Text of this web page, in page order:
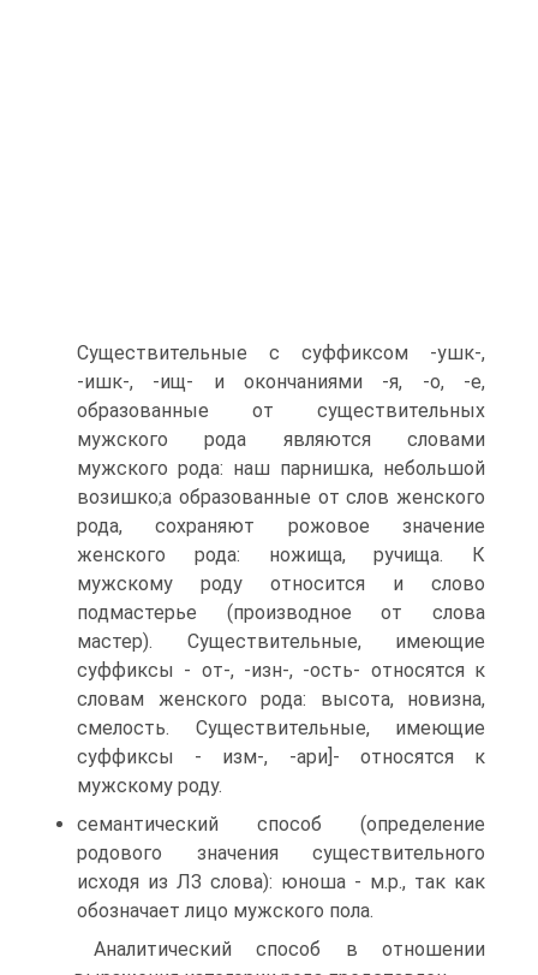
Существительные с суффиксом -ушк-,
-ишк-, -ищ- и окончаниями -я, -о, -е,
образованные от существительных
мужского рода являются словами
мужского рода: наш парнишка, небольшой
возишко;а образованные от слов женского
рода, сохраняют рожовое значение
женского рода: ножища, ручища. К
мужскому роду относится и слово
подмастерье (производное от слова
мастер). Существительные, имеющие
суффиксы - от-, -изн-, -ость- относятся к
словам женского рода: высота, новизна,
смелость. Существительные, имеющие
суффиксы - изм-, -ари]- относятся к
мужскому роду.
семантический способ (определение
родового значения существительного
исходя из ЛЗ слова): юноша - м.р., так как
обозначает лицо мужского пола.
Аналитический способ в отношении